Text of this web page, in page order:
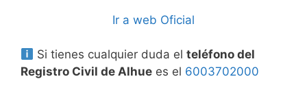
Ir a web Oficial
Si tienes cualquier duda elteléfono del
Registro Civil de Alhue es el 6003702000